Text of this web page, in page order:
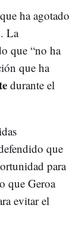
ha agotado
La
que “no ha
que ha
durante el
que
para
que Geroa
evitar el